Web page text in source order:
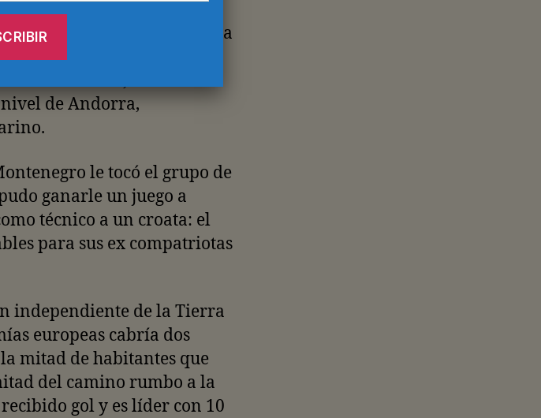
habían decidido en las
Croacia, Eslovenia, Bosnia
Kosovo:
Así las cosas, la UEFA
de Andorra,
le tocó el grupo de
ganarle un juego a
técnico a un croata: el
para sus ex compatriotas
independiente de la Tierra
europeas cabría dos
mitad de habitantes que
del camino rumbo a la
gol y es líder con 10